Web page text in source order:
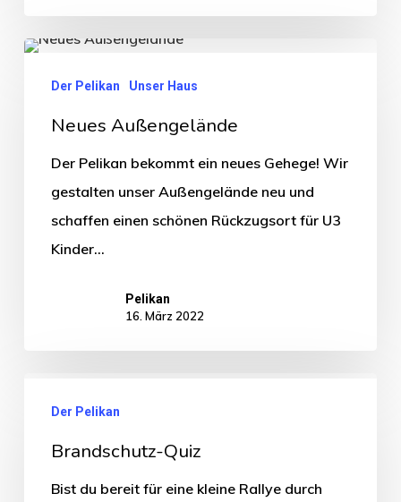
Der Pelikan Unser Haus
Neues Außengelände
Der Pelikan bekommt ein neues Gehege! Wir
gestalten unser Außengelände neu und
schaffen einen schönen Rückzugsort für U3
Kinder...
Pelikan
16. März 2022
Der Pelikan
Brandschutz-Quiz
Bist du bereit für eine kleine Rallye durch